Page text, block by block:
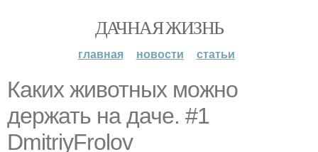
ДАЧНАЯ ЖИЗНЬ
главная новости статьи
Каких животных можно
держать на даче. #1
DmitriyFrolov